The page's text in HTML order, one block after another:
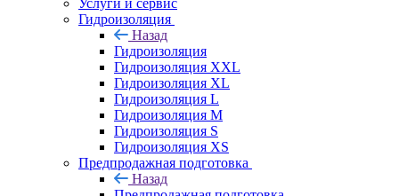
Услуги и сервис
Гидроизоляция
Назад
Гидроизоляция
Гидроизоляция XXL
Гидроизоляция XL
Гидроизоляция L
Гидроизоляция M
Гидроизоляция S
Гидроизоляция XS
Предпродажная подготовка
Назад